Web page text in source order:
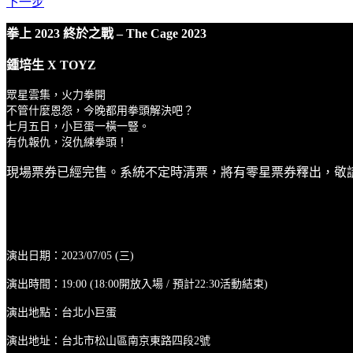
拳上 2023 終於之戰 – The Cage 2023
鍾培生 X TOYZ
眾星雲集，火力拳開
不管什麼恩怨，今晚都用拳頭解決吧？
七月五日，小巨蛋一橫一豎。
有仇報仇，沒仇練拳頭！
現場票券已經完售。系統不定時清票，將有零星票券釋出，敬
演出日期：2023/07/05 (三)
演出時間：19:00 (18:00開放入場 / 預計22:30活動結束)
演出地點：台北小巨蛋
演出地址：台北市松山區南京東路四段2號